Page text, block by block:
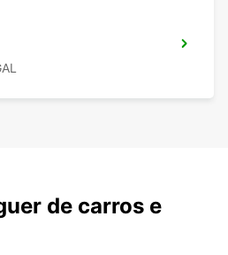
de carros e